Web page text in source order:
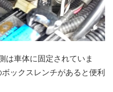
車体に固定されていま
ックスレンチがあると便利